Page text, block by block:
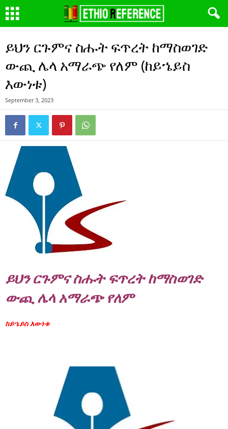
ይህን ርጉምና ስሑት ፍጥረት ከማስወገድ
ውጪ ሌላ አማራጭ የለም (ከይኄይስ
እውነቱ)
September 3, 2023
ይህን ርጉምና ስሑት ፍጥረት ከማስወገድ
ውጪ ሌላ አማራጭ የለም
ከይኄይስ እውነቱ